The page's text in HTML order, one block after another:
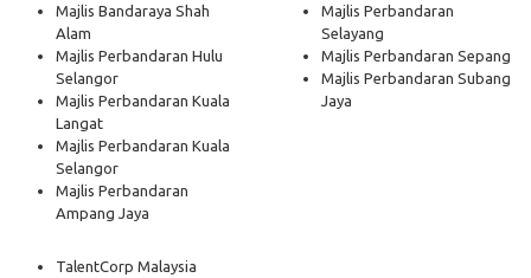
Majlis Bandaraya Shah
Alam
Majlis Perbandaran Hulu
Selangor
Majlis Perbandaran Kuala
Langat
Majlis Perbandaran Kuala
Selangor
Majlis Perbandaran
Ampang Jaya
Majlis Perbandaran
Selayang
Majlis Perbandaran Sepang
Majlis Perbandaran Subang
Jaya
TalentCorp Malaysia